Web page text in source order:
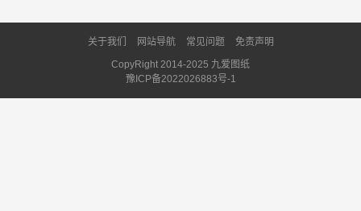
关于我们 网站导航 常见问题
免责声明
CopyRight 2014-2025 九爱图纸
豫ICP备2022026883号-1